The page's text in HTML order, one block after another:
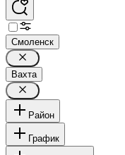
Смоленск
Вахта
Район
График